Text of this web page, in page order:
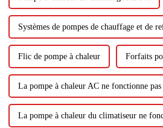
Systèmes de pompes de chauffage et de
Flic de pompe à chaleur Forfaits
La pompe à chaleur AC ne fonctionne pas
La pompe à chaleur du climatiseur ne